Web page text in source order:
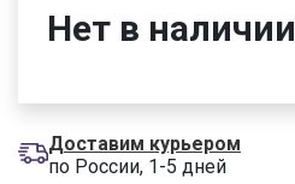
Нет в наличии
Доставим курьером
по России, 1-5 дней